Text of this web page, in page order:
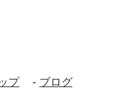
プ
ブログ